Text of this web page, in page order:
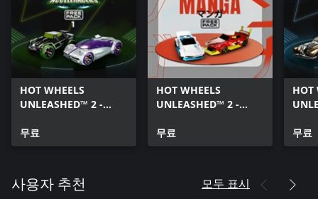
HOT WHEELS
UNLEASHED™ 2 -
Pack 1
무료
HOT WHEELS
UNLEASHED™ 2 -
무료
HOT
무료
사용자 추천 모두 표시